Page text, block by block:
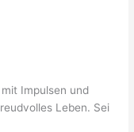
Impulsen und
Leben. Sei